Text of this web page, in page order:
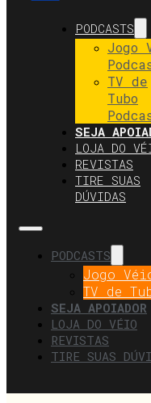
PODCASTS
Jogo
TV de
Tubo
SEJA
LOJA DO
REVISTAS
TIRE SUAS
DÚVIDAS
PODCASTS
Jogo
TV de
SEJA APOIADOR
LOJA DO VÉIO
REVISTAS
TIRE SUAS